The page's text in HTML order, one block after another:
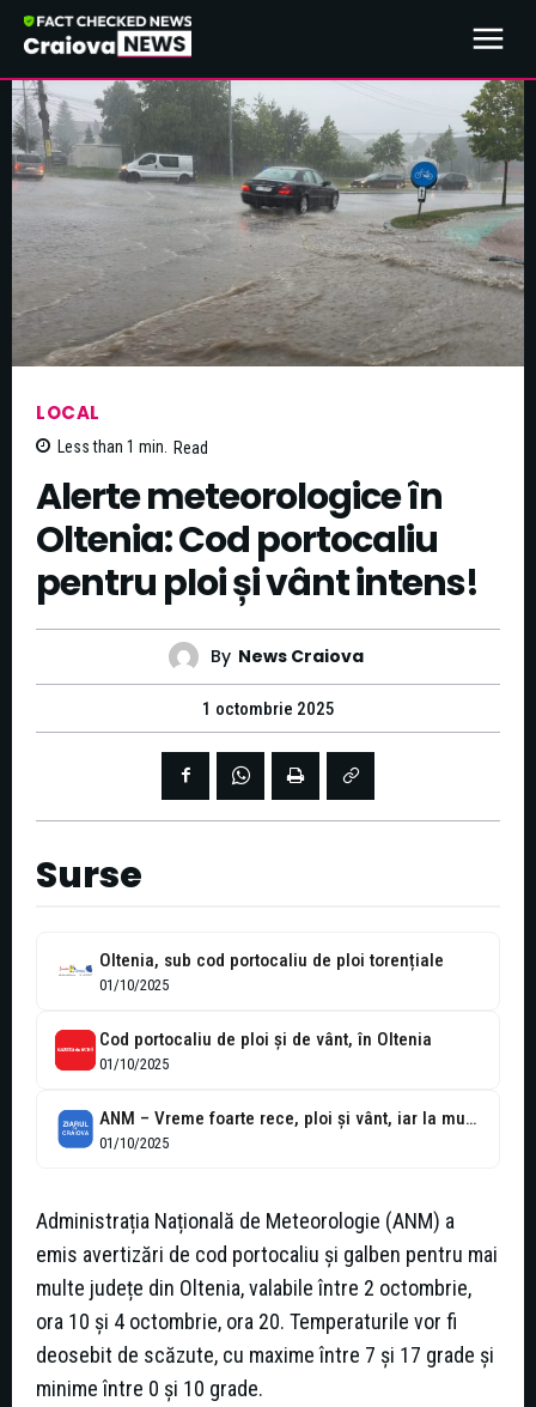
LOCAL
Less than 1 min. Read
Alerte meteorologice în
Oltenia: Cod portocaliu
pentru ploi și vânt intens!
By News Craiova
1 octombrie 2025
Surse
Oltenia, sub cod portocaliu de ploi torențiale
01/10/2025
Cod portocaliu de ploi şi de vânt, în Oltenia
01/10/2025
ANM – Vreme foarte rece, ploi şi vânt, iar la munte va...
01/10/2025
Administrația Națională de Meteorologie (ANM) a
emis avertizări de cod portocaliu și galben pentru mai
multe județe din Oltenia, valabile între 2 octombrie,
ora 10 și 4 octombrie, ora 20. Temperaturile vor fi
deosebit de scăzute, cu maxime între 7 și 17 grade și
minime între 0 și 10 grade.